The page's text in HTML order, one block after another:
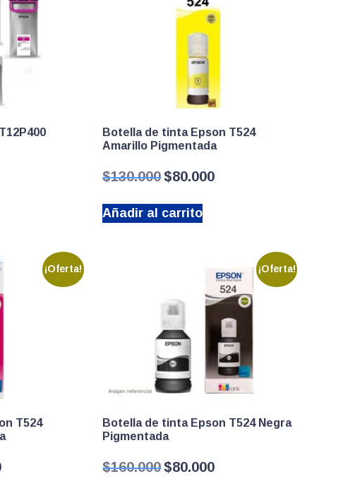
Botella de tinta Epson T524
Amarillo Pigmentada
$130.000 El
precio
era:
$80.000El
Añadir al carrito
¡Oferta!
T524
El
¡Oferta!
Botella de tinta Epson T524 Negra
Pigmentada
$160.000 El
precio
$80.000El